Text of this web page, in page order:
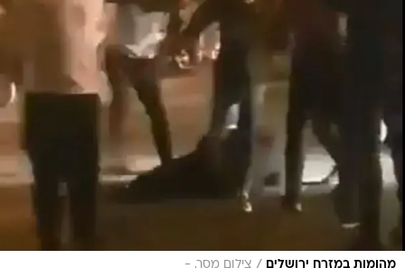
מהומות במזרח ירושלים צילום מסך, -